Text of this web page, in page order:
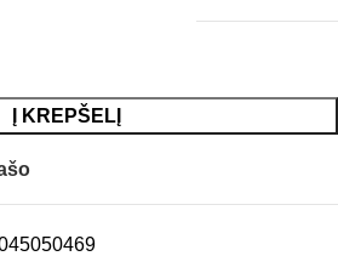
Į KREPŠELĮ